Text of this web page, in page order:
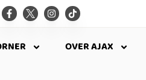
OVER AJAX